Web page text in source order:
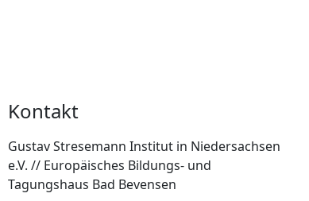
Kontakt
Gustav Stresemann Institut in Niedersachsen
e.V. // Europäisches Bildungs- und
Tagungshaus Bad Bevensen